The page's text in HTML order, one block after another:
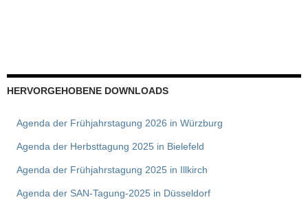
HERVORGEHOBENE DOWNLOADS
Agenda der Frühjahrstagung 2026 in Würzburg
Agenda der Herbsttagung 2025 in Bielefeld
Agenda der Frühjahrstagung 2025 in Illkirch
Agenda der SAN-Tagung-2025 in Düsseldorf